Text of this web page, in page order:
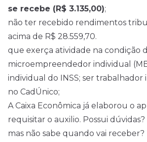
se recebe (R$ 3.135,00);
não ter recebido rendimentos
acima de R$ 28.559,70.
que exerça atividade na condição
microempreendedor individual
individual do INSS; ser trabalhador
no CadÚnico;
A Caixa Econômica já elaborou o
requisitar o auxilio. Possui
mas não sabe quando vai receber?